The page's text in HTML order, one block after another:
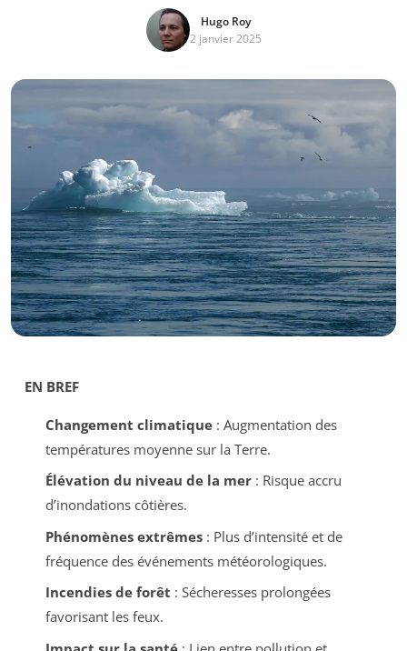
Hugo Roy
2 janvier 2025
EN BREF
Changement climatique: Augmentation des
températures moyenne sur la Terre.
Élévation du niveau de la mer: Risque accru
d’inondations côtières.
Phénomènes extrêmes: Plus d’intensité et de
fréquence des événements météorologiques.
Incendies de forêt : Sécheresses prolongées
favorisant les feux.